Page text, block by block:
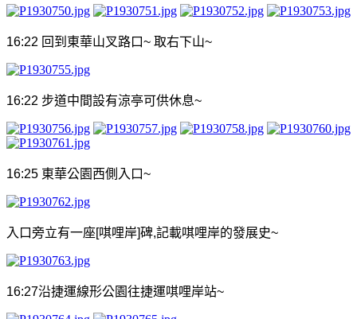
16:22 回到 東華山叉路口~ 取右下山~
16:22 步道中間設有涼亭可供休息~
16:25 東華公園西側入口~
入口旁立有一座[唭哩岸]碑,記載唭哩岸的發展史~
16:27沿捷運線形公園往捷運唭哩岸站~